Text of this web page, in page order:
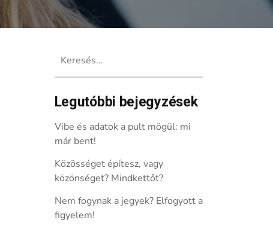
Legutóbbi bejegyzések
Vibe és adatok a pult mögül: mi
már bent!
Közösséget építesz, vagy
közönséget? Mindkettőt?
Nem fogynak a jegyek? Elfogyott a
figyelem!